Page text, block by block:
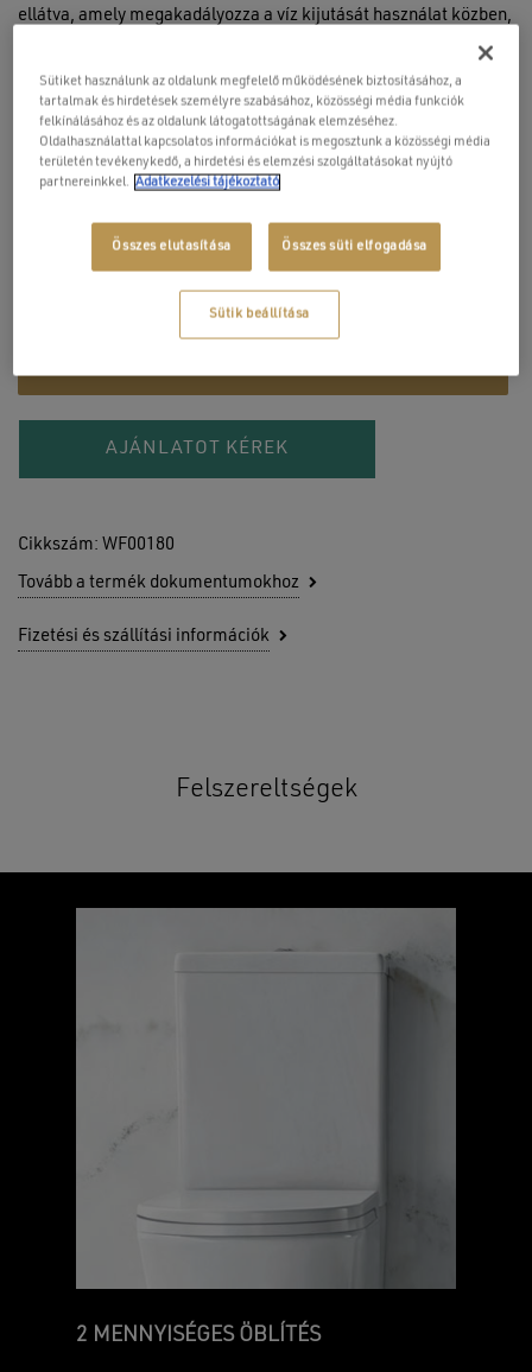
ellátva, amely megakadályozza a víz kijutását használat közben,
35,5 x 60 × 41 cm
porcelán
mélyöblítésű
hátsó kifolyású
alsó kifolyású S bekötőcső, WC ülőke
AJÁNLATOT KÉREK
Cikkszám: WF00180
Tovább a termék dokumentumokhoz
Fizetési és szállítási információk
Felszereltségek
2 MENNYISÉGES ÖBLÍTÉS
Sütiket használunk az oldalunk megfelelő működésének biztosításához, a
tartalmak és hirdetések személyre szabásához, közösségi média funkciók
felkínálásához és az oldalunk látogatottságának elemzéséhez.
Oldalhasználattal kapcsolatos információkat is megosztunk a közösségi média
területén tevékenykedő, a hirdetési és elemzési szolgáltatásokat nyújtó
partnereinkkel. Adatkezelési tájékoztató
Összes elutasítása Összes süti elfogadása
Sütik beállítása